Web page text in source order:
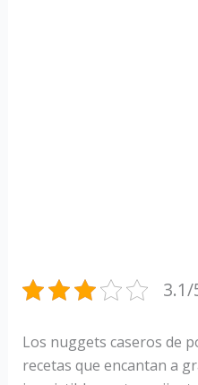
Los nuggets caseros de
recetas que encantan a